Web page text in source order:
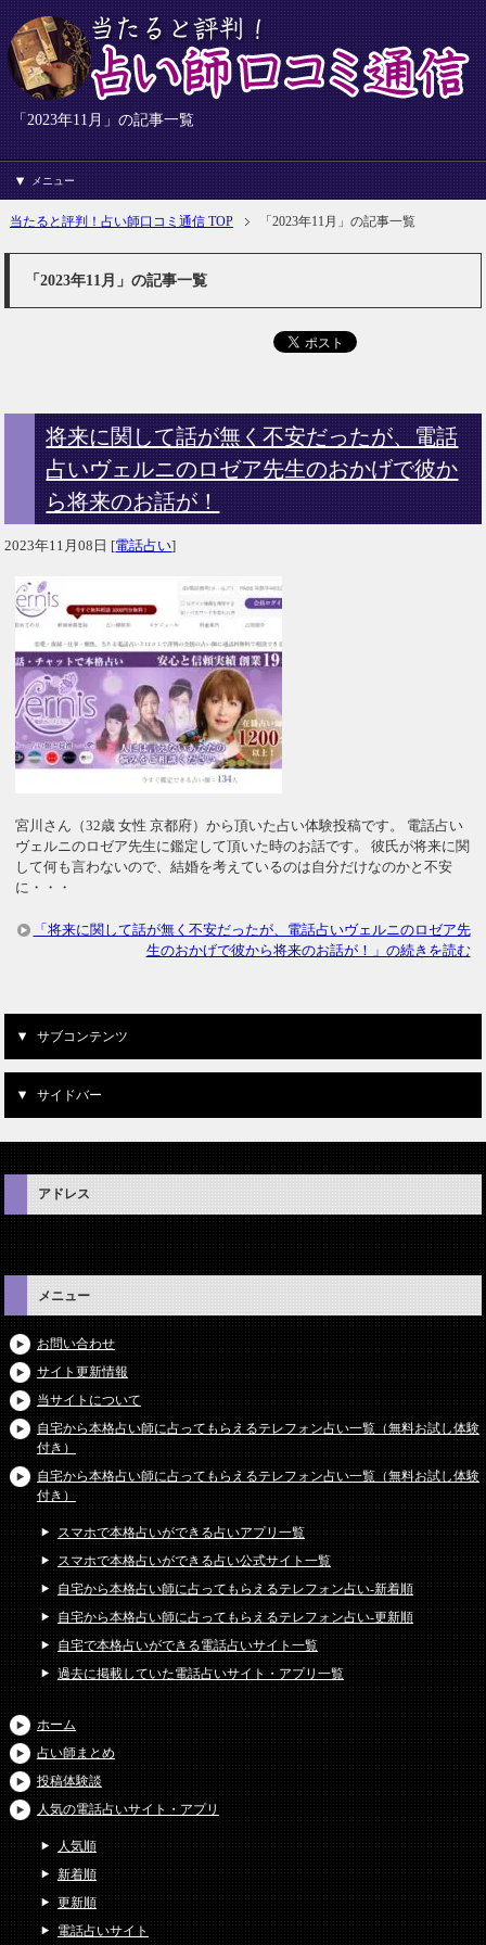
「2023年11月」の記事一覧
メニュー
当たると評判！占い師口コミ通信 TOP 「2023年11月」の記事一覧
「2023年11月」の記事一覧
将来に関して話が無く不安だったが、電話
占いヴェルニのロゼア先生のおかげで彼か
ら将来のお話が！
2023年11月08日 [電話占い]
宮川さん（32歳 女性 京都府）から頂いた占い体験投稿です。 電話占い
ヴェルニのロゼア先生に鑑定して頂いた時のお話です。 彼氏が将来に関
して何も言わないので、結婚を考えているのは自分だけなのかと不安
に・・・
「将来に関して話が無く不安だったが、電話占いヴェルニのロゼア先
生のおかげで彼から将来のお話が！」の続きを読む
サブコンテンツ
サイドバー
アドレス
メニュー
お問い合わせ
サイト更新情報
当サイトについて
自宅から本格占い師に占ってもらえるテレフォン占い一覧（無料お試し体験
付き）
自宅から本格占い師に占ってもらえるテレフォン占い一覧（無料お試し体験
付き）
スマホで本格占いができる占いアプリ一覧
スマホで本格占いができる占い公式サイト一覧
自宅から本格占い師に占ってもらえるテレフォン占い-新着順
自宅から本格占い師に占ってもらえるテレフォン占い-更新順
自宅で本格占いができる電話占いサイト一覧
過去に掲載していた電話占いサイト・アプリ一覧
ホーム
占い師まとめ
投稿体験談
人気の電話占いサイト・アプリ
人気順
新着順
更新順
電話占いサイト